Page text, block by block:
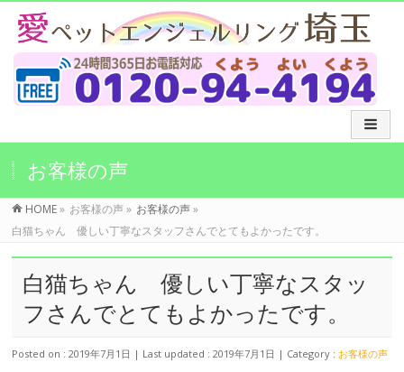
お客様の声
HOME» お客様の声 » お客様の声»
白猫ちゃん 優しい丁寧なスタッフさんでとてもよかったです。
白猫ちゃん 優しい丁寧なスタッ
フさんでとてもよかったです。
Posted on : 2019年7月1日 Last updated : 2019年7月1日 Category : お客様の声